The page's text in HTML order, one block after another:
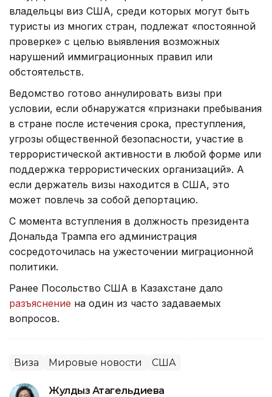
владельцы виз США, среди которых могут быть
туристы из многих стран, подлежат «постоянной
проверке» с целью выявления возможных
нарушений иммиграционных правил или
обстоятельств.
Ведомство готово аннулировать визы при
условии, если обнаружатся «признаки пребывания
в стране после истечения срока, преступления,
угрозы общественной безопасности, участие в
террористической активности в любой форме или
поддержка террористических организаций». А
если держатель визы находится в США, это
может повлечь за собой депортацию.
С момента вступления в должность президента
Дональда Трампа его администрация
сосредоточилась на ужесточении миграционной
политики.
Ранее Посольство США в Казахстане дало
разъяснение на один из часто задаваемых
вопросов.
Виза Мировые новости США
Жулдыз Атагельдиева